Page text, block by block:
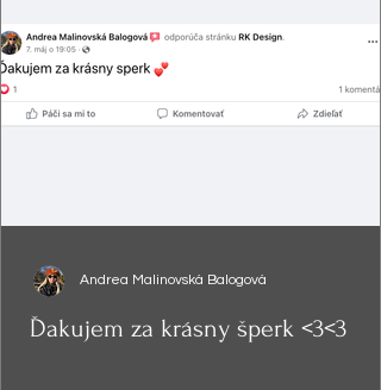
Ďakujem za krásny šperk <3<3
Andrea Malinovská Balogová